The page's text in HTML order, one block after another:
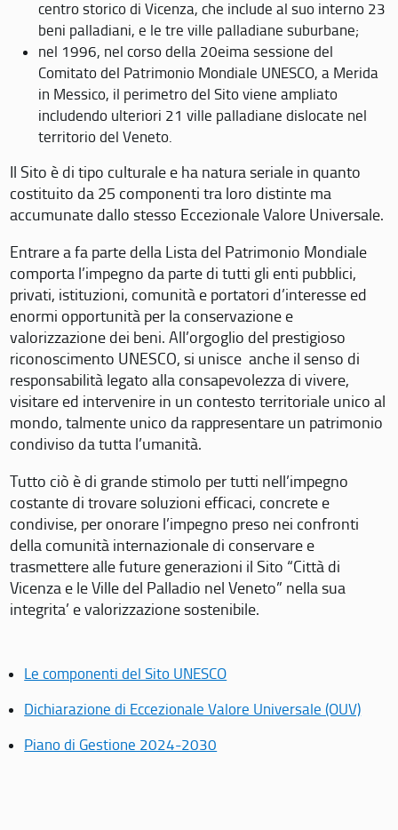
centro storico di Vicenza, che include al suo interno 23
beni palladiani, e le tre ville palladiane suburbane;
nel 1996, nel corso della 20eima sessione del
Comitato del Patrimonio Mondiale UNESCO, a Merida
in Messico, il perimetro del Sito viene ampliato
includendo ulteriori 21 ville palladiane dislocate nel
territorio del Veneto.
Il Sito è di tipo culturale e ha natura seriale in quanto
costituito da 25 componenti tra loro distinte ma
accumunate dallo stesso Eccezionale Valore Universale.
Entrare a fa parte della Lista del Patrimonio Mondiale
comporta l’impegno da parte di tutti gli enti pubblici,
privati, istituzioni, comunità e portatori d’interesse ed
enormi opportunità per la conservazione e
valorizzazione dei beni. All’orgoglio del prestigioso
riconoscimento UNESCO, si unisce anche il senso di
responsabilità legato alla consapevolezza di vivere,
visitare ed intervenire in un contesto territoriale unico al
mondo, talmente unico da rappresentare un patrimonio
condiviso da tutta l’umanità.
Tutto ciò è di grande stimolo per tutti nell’impegno
costante di trovare soluzioni efficaci, concrete e
condivise, per onorare l’impegno preso nei confronti
della comunità internazionale di conservare e
trasmettere alle future generazioni il Sito “Città di
Vicenza e le Ville del Palladio nel Veneto” nella sua
integrita’ e valorizzazione sostenibile.
Le componenti del Sito UNESCO
Dichiarazione di Eccezionale Valore Universale (OUV)
Piano di Gestione 2024-2030